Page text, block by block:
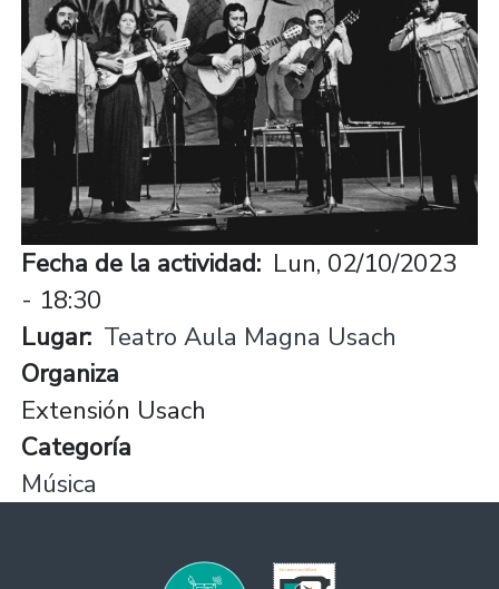
Fecha de la actividad Lun, 02/10/2023
- 18:30
Lugar Teatro Aula Magna Usach
Organiza
Extensión Usach
Categoría
Música